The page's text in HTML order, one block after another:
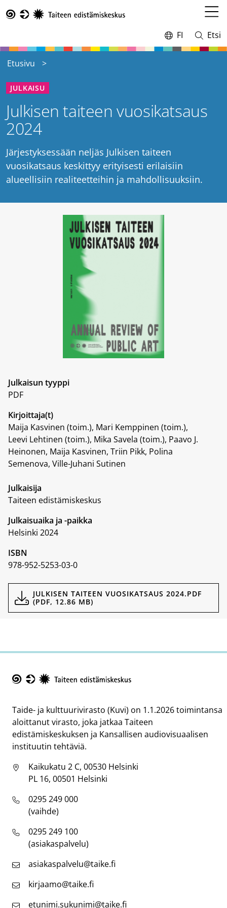
pääsisältöön
valikko
Vaihda
kieltä,
FI
Avaa
ja
Etsi
Etusivu
JULKAISU
Julkisen taiteen vuosikatsaus
2024
Järjestyksessään neljäs Julkisen taiteen
vuosikatsaus keskittyy erityisesti erilaisiin
alueellisiin realiteetteihin ja mahdollisuuksiin.
Julkaisun tyyppi
PDF
Kirjoittaja(t)
Maija Kasvinen (toim.), Mari Kemppinen (toim.),
Leevi Lehtinen (toim.), Mika Savela (toim.), Paavo J.
Heinonen, Maija Kasvinen, Triin Pikk, Polina
Semenova, Ville-Juhani Sutinen
Julkaisija
Taiteen edistämiskeskus
Julkaisuaika ja -paikka
Helsinki 2024
ISBN
978-952-5253-03-0
DokumentitJULKISEN TAITEEN VUOSIKATSAUS 2024.PDF
(PDF, 12.86 MB)
Taide- ja kulttuurivirasto (Kuvi) on 1.1.2026 toimintansa
aloittanut virasto, joka jatkaa Taiteen
edistämiskeskuksen ja Kansallisen audiovisuaalisen
instituutin tehtäviä.
Kaikukatu 2 C, 00530 Helsinki
PL 16, 00501 Helsinki
0295 249 000
(vaihde)
0295 249 100
(asiakaspalvelu)
asiakaspalvelu@taike.fi
kirjaamo@taike.fi
etunimi.sukunimi@taike.fi